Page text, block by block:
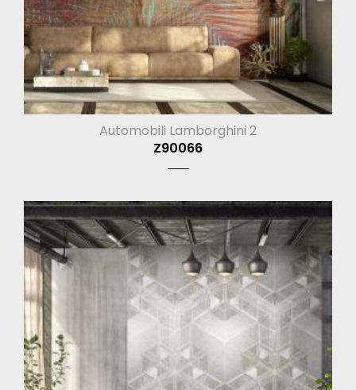
Automobili Lamborghini 2
Z90066